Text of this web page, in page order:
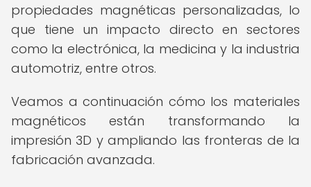
propiedades magnéticas personalizadas, lo
que tiene un impacto directo en sectores
como la electrónica, la medicina y la industria
automotriz, entre otros.
Veamos a continuación cómo los materiales
magnéticos están transformando la
impresión 3D y ampliando las fronteras de la
fabricación avanzada.